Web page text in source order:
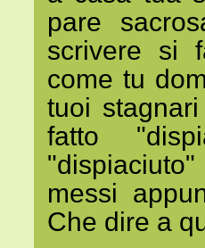
pare
scrivere si
come tu
tuoi
fatto
messi
Che dire a